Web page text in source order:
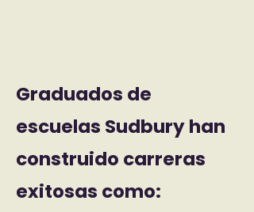
Graduados de
escuelas Sudbury han
construido carreras
exitosas como: